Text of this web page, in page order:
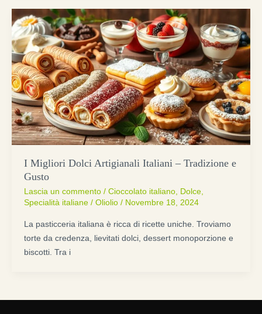
I Migliori Dolci Artigianali Italiani – Tradizione e
Gusto
Lascia un commento / Cioccolato italiano, Dolce,
Specialità italiane/ Oliolio / Novembre 18, 2024
La pasticceria italiana è ricca di ricette uniche. Troviamo
torte da credenza, lievitati dolci, dessert monoporzione e
biscotti. Tra i